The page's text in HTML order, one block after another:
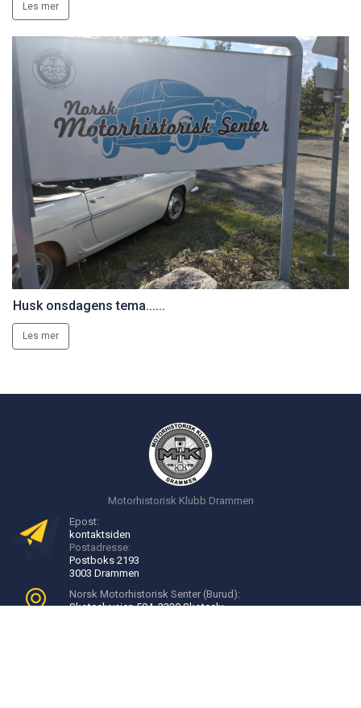
Les mer
Husk onsdagens tema......
Les mer
Motorhistorisk Klubb Drammen
Epost:
kontaktsiden
Postadresse:
Postboks 2193
3003 Drammen
Norsk Motorhistorisk Senter (Burud):
Skotselvveien 594, 3330 Skotselv